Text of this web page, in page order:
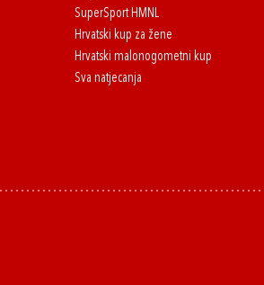
SuperSport HMNL
Hrvatski kup za žene
Hrvatski malonogometni kup
Sva natjecanja